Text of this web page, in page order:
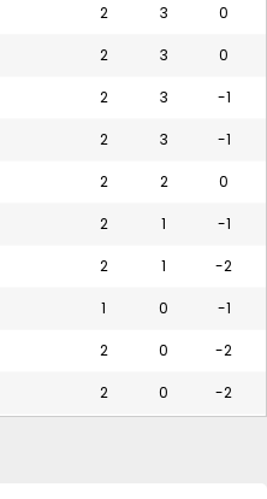
2 3 0
2 3 0
2 3 -1
2 3 -1
2 2 0
2 1 -1
2 1 -2
1 0 -1
2 0 -2
2 0 -2